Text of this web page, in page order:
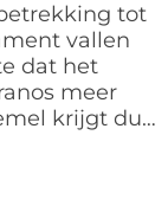
tot
vallen
dat het
meer
krijgt dus
een